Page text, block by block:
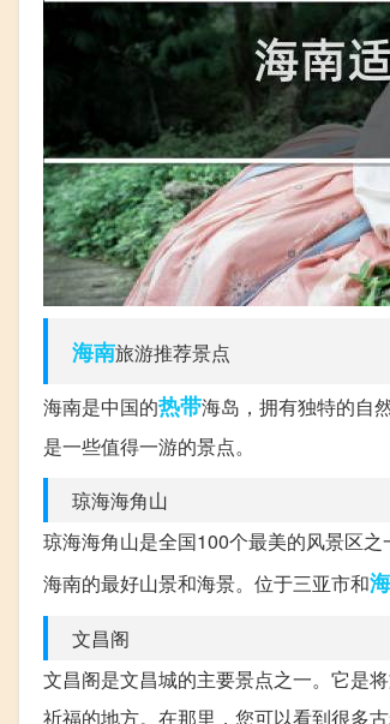
海南旅游推荐景点
海南是中国的热带海岛，拥有独特的自
是一些值得一游的景点。
琼海海角山
琼海海角山是全国100个最美的风景区
海南的最好山景和海景。位于三亚市和
文昌阁
文昌阁是文昌城的主要景点之一。它是
祈福的地方。在那里，您可以看到很多